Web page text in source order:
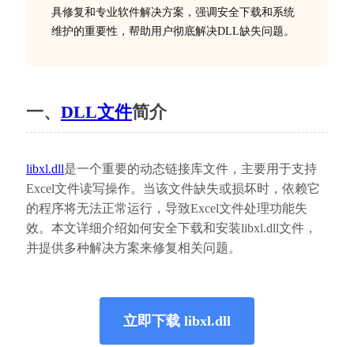
具修复和专业软件解决方案，强调安全下载和系统
维护的重要性，帮助用户彻底解决DLL缺失问题。
一、 DLL文件简介
libxl.dll是一个重要的动态链接库文件，主要用于支持
Excel文件读写操作。当该文件缺失或损坏时，依赖它
的程序将无法正常运行，导致Excel文件处理功能失
效。本文详细介绍如何安全下载和安装libxl.dll文件，
并提供多种解决方案来修复相关问题。
立即下载 libxl.dll